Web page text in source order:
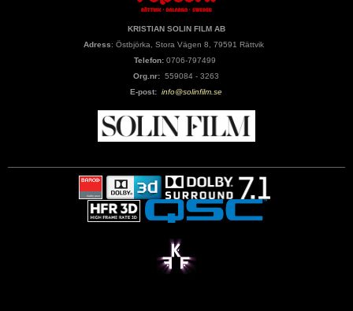
KRISTIAN SOLIN FILM AB
Adress: Östbjörka, Stora Vägen 8, 79591 Rättvik
Telefon: 0706-797499
Org.nr: 559084 - 3263
E-post: info@solinfilm.se